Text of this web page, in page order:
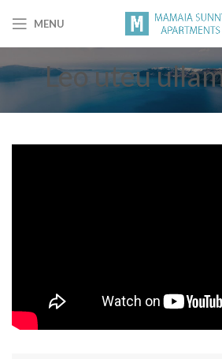
MENU
Leo uteu